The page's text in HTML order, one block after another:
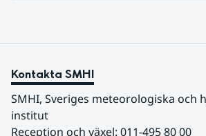
Kontakta SMHI
SMHI, Sveriges meteorologiska och
institut
Reception och växel: 011-495 80 00